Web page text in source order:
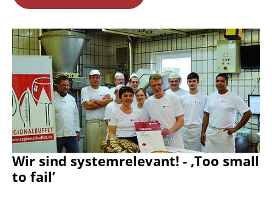
Wir sind systemrelevant! - ‚Too small
to fail’